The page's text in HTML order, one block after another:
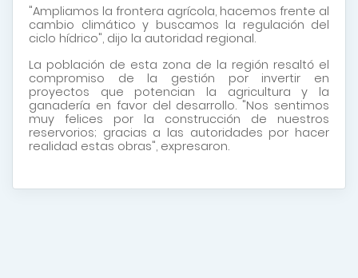
"Ampliamos la frontera agrícola, hacemos frente al
cambio climático y buscamos la regulación del
ciclo hídrico", dijo la autoridad regional.
La población de esta zona de la región resaltó el
compromiso de la gestión por invertir en
proyectos que potencian la agricultura y la
ganadería en favor del desarrollo. "Nos sentimos
muy felices por la construcción de nuestros
reservorios; gracias a las autoridades por hacer
realidad estas obras", expresaron.